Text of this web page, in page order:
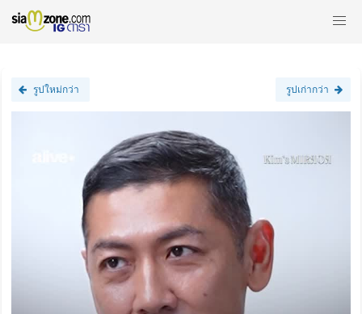
รูปใหม่กว่า รูปเก่ากว่า